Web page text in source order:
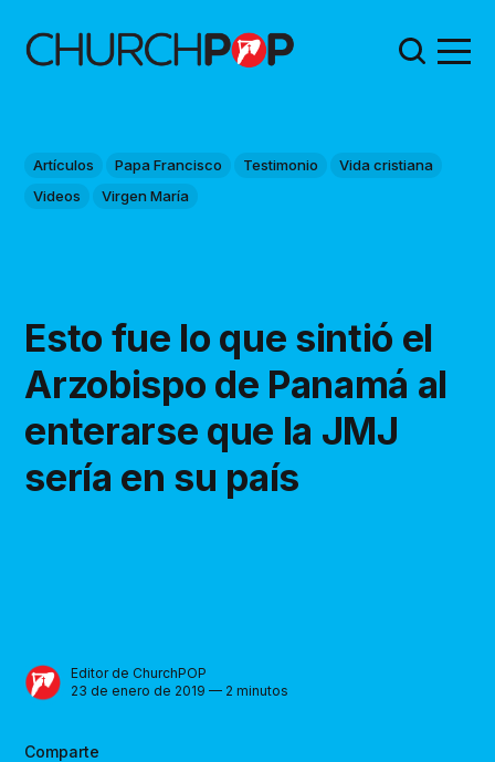
Artículos Papa Francisco Testimonio
Vida cristiana
Videos
Virgen María
Esto fue lo que sintió el
Arzobispo de Panamá al
enterarse que la JMJ
sería en su país
Editor de ChurchPOP
23 de enero de 2019 — 2 minutos
Comparte